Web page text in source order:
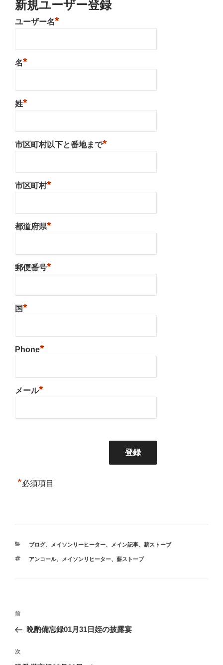
新規ユーザー登録
ユーザー名*
名*
姓*
市区町村以下と番地まで*
市区町村*
都道府県*
郵便番号*
国*
Phone*
メール*
*必須項目
カ
ゴ
ブログ、 メイソンリーヒーター、 メイン記事、 薪ストーブ
タ
アンコール、 メイソンリヒーター、 薪ストーブ
投
ナ
ビ
前
の
稿
前
晩酌備忘録01月31日姪の披露宴
次
次